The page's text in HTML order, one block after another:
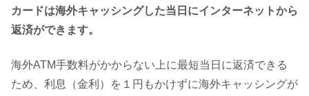
カードは海外キャッシングした当日にインターネットから
返済ができます。
海外ATM手数料がかからない上に最短当日に返済できる
ため、利息（金利）を１円もかけずに海外キャッシングが